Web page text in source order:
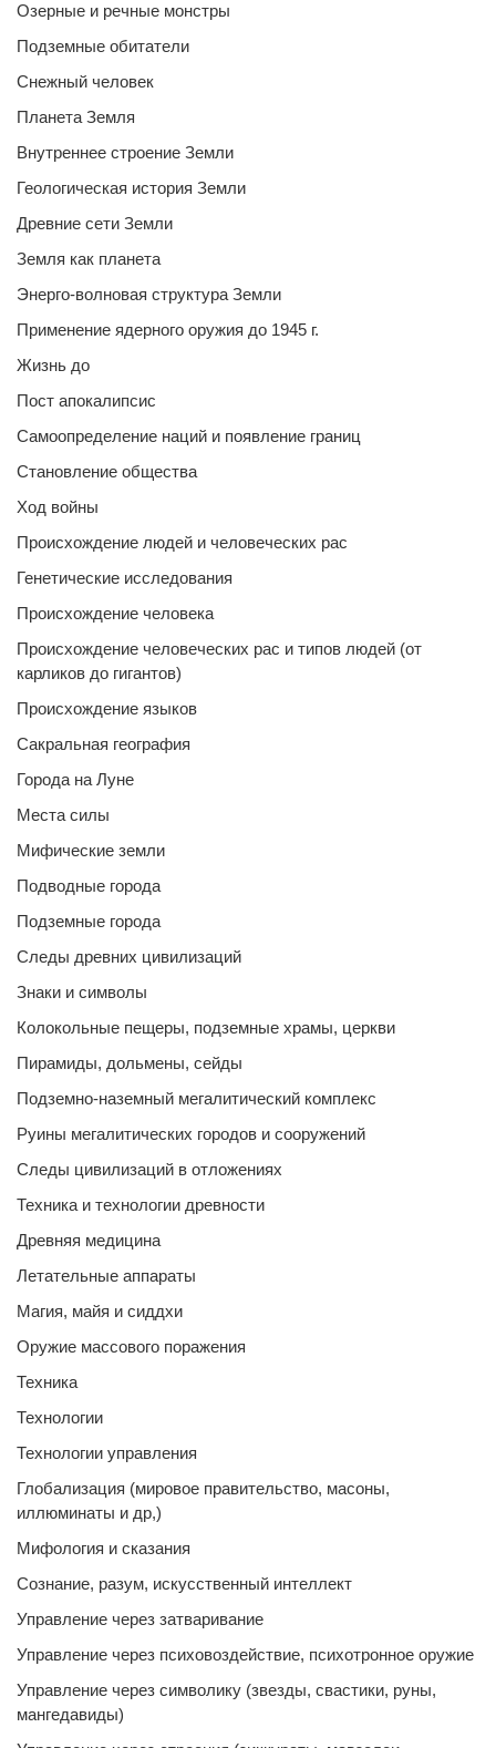
Озерные и речные монстры
Подземные обитатели
Снежный человек
Планета Земля
Внутреннее строение Земли
Геологическая история Земли
Древние сети Земли
Земля как планета
Энерго-волновая структура Земли
Применение ядерного оружия до 1945 г.
Жизнь до
Пост апокалипсис
Самоопределение наций и появление границ
Становление общества
Ход войны
Происхождение людей и человеческих рас
Генетические исследования
Происхождение человека
Происхождение человеческих рас и типов людей (от
карликов до гигантов)
Происхождение языков
Сакральная география
Города на Луне
Места силы
Мифические земли
Подводные города
Подземные города
Следы древних цивилизаций
Знаки и символы
Колокольные пещеры, подземные храмы, церкви
Пирамиды, дольмены, сейды
Подземно-наземный мегалитический комплекс
Руины мегалитических городов и сооружений
Следы цивилизаций в отложениях
Техника и технологии древности
Древняя медицина
Летательные аппараты
Магия, майя и сиддхи
Оружие массового поражения
Техника
Технологии
Технологии управления
Глобализация (мировое правительство, масоны,
иллюминаты и др,)
Мифология и сказания
Сознание, разум, искусственный интеллект
Управление через затваривание
Управление через психовоздействие, психотронное оружие
Управление через символику (звезды, свастики, руны,
мангедавиды)